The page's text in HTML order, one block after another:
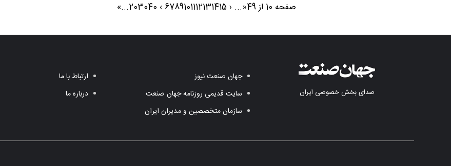
صفحه 10 از 49 «
...
‹
6789101112131415
›
203040
...
»
صدای بخش خصوصی ایران
جهان صنعت نیوز
سایت قدیمی روزنامه جهان صنعت
سازمان متخصصین و مدیران ایران
ارتباط با ما
درباره ما